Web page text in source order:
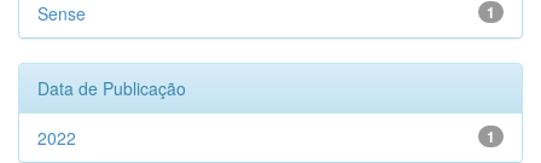
1
Sense
Data de Publicação
1
2022